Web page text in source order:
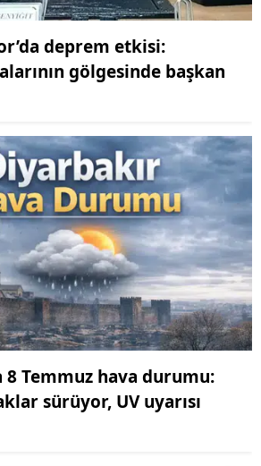
deprem etkisi:
gölgesinde başkan
8 Temmuz hava durumu:
sürüyor, UV uyarısı